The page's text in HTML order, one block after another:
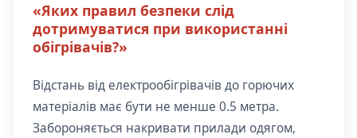
«Яких правил безпеки слід
дотримуватися при використанні
обігрівачів?»
Відстань від електрообігрівачів до горючих
матеріалів має бути не менше 0.5 метра.
Забороняється накривати прилади одягом,